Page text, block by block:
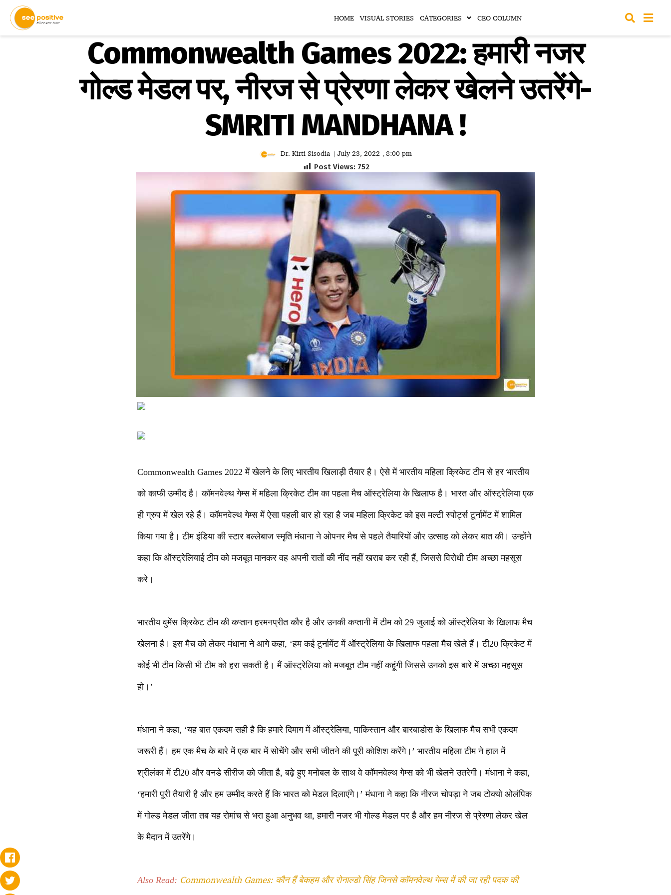
HOME VISUAL STORIES CATEGORIES CEO COLUMN
Commonwealth Games 2022: हमारी नजर
गोल्ड मेडल पर, नीरज से प्रेरणा लेकर खेलने उतरेंगे-
SMRITI MANDHANA !
Dr. Kirti Sisodia | July 23, 2022 , 8:00 pm
Post Views: 752
Commonwealth Games 2022 में खेलने के लिए भारतीय खिलाड़ी तैयार है। ऐसे में भारतीय महिला क्रिकेट टीम से हर भारतीय
को काफी उम्मीद है। कॉमनवेल्थ गेम्स में महिला क्रिकेट टीम का पहला मैच ऑस्ट्रेलिया के खिलाफ है। भारत और ऑस्ट्रेलिया एक
ही ग्रुप में खेल रहे हैं। कॉमनवेल्थ गेम्स में ऐसा पहली बार हो रहा है जब महिला क्रिकेट को इस मल्टी स्पोर्ट्स टूर्नामेंट में शामिल
किया गया है। टीम इंडिया की स्टार बल्लेबाज स्मृति मंधाना ने ओपनर मैच से पहले तैयारियों और उत्साह को लेकर बात की। उन्होंने
कहा कि ऑस्ट्रेलियाई टीम को मजबूत मानकर वह अपनी रातों की नींद नहीं खराब कर रही हैं, जिससे विरोधी टीम अच्छा महसूस
करे।
भारतीय वुमेंस क्रिकेट टीम की कप्तान हरमनप्रीत कौर है और उनकी कप्तानी में टीम को 29 जुलाई को ऑस्ट्रेलिया के खिलाफ मैच
खेलना है। इस मैच को लेकर मंधाना ने आगे कहा, ‘हम कई टूर्नामेंट में ऑस्ट्रेलिया के खिलाफ पहला मैच खेले हैं। टी20 क्रिकेट में
कोई भी टीम किसी भी टीम को हरा सकती है। मैं ऑस्ट्रेलिया को मजबूत टीम नहीं कहूंगी जिससे उनको इस बारे में अच्छा महसूस
हो।’
मंधाना ने कहा, ‘यह बात एकदम सही है कि हमारे दिमाग में ऑस्ट्रेलिया, पाकिस्तान और बारबाडोस के खिलाफ मैच सभी एकदम
जरूरी हैं। हम एक मैच के बारे में एक बार में सोचेंगे और सभी जीतने की पूरी कोशिश करेंगे।’ भारतीय महिला टीम ने हाल में
श्रीलंका में टी20 और वनडे सीरीज को जीता है, बढ़े हुए मनोबल के साथ वे कॉमनवेल्थ गेम्स को भी खेलने उतरेगी। मंधाना ने कहा,
‘हमारी पूरी तैयारी है और हम उम्मीद करते हैं कि भारत को मेडल दिलाएंगे।’ मंधाना ने कहा कि नीरज चोपड़ा ने जब टोक्यो ओलंपिक
में गोल्ड मेडल जीता तब यह रोमांच से भरा हुआ अनुभव था, हमारी नजर भी गोल्ड मेडल पर है और हम नीरज से प्रेरणा लेकर खेल
के मैदान में उतरेंगे।
Also Read: Commonwealth Games: कौन हैं बेकहम और रोनाल्डो सिंह जिनसे कॉमनवेल्थ गेम्स में की जा रही पदक की